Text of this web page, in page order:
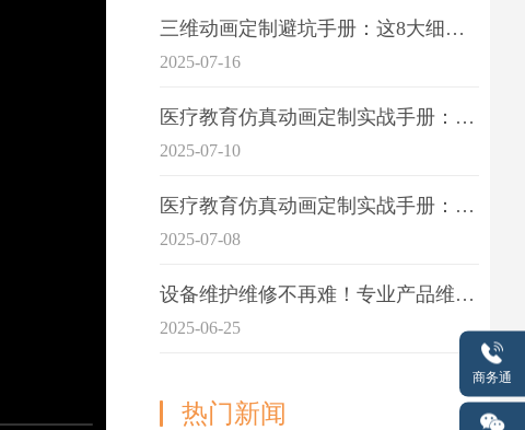
三维动画定制避坑手册：这8大细节重点关注
2025-07-16
医疗教育仿真动画定制实战手册：击破传统医学教育7大痛点
2025-07-10
医疗教育仿真动画定制实战手册：解决传统教学的7大痛点
2025-07-08
设备维护维修不再难！专业产品维护三维动画演示定制指南
2025-06-25
热门新闻
商务通